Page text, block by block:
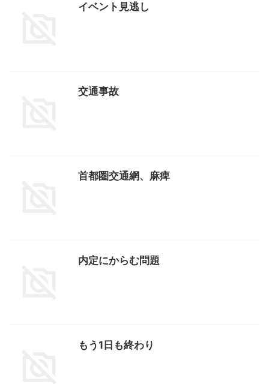
イベント見逃し
交通事故
首都圏交通網、麻痺
内定にからむ問題
もう1日も終わり